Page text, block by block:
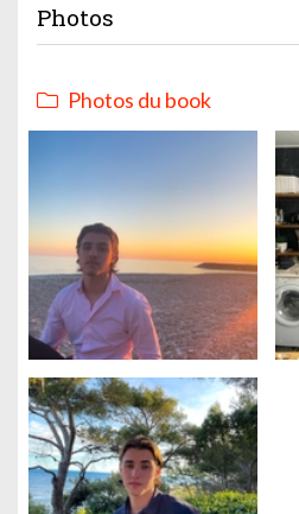
Photos
Photos du book